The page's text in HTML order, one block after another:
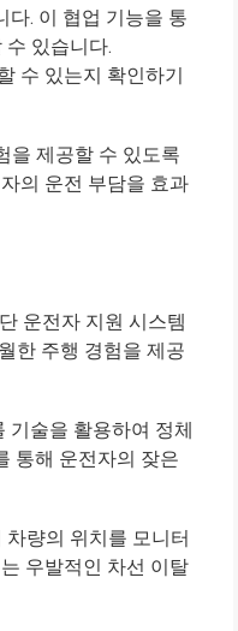
. 이 협업 기능을 통
있습니다.
수 있는지 확인하기
을 제공할 수 있도록
의 운전 부담을 효과
운전자 지원 시스템
한 주행 경험을 제공
기술을 활용하여 정체
통해 운전자의 잦은
량의 위치를 모니터
우발적인 차선 이탈